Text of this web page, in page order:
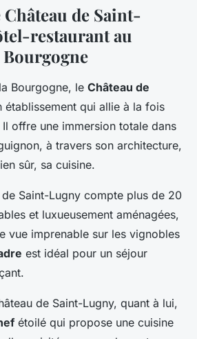
de Saint-
restaurant au
Bourgogne, le Château de
établissement qui allie à la fois
offre une immersion totale dans
à travers son architecture,
sûr, sa cuisine.
de Saint-Lugny compte plus de 20
et luxueusement aménagées,
vue imprenable sur les vignobles
est idéal pour un séjour
de Saint-Lugny, quant à lui,
étoilé qui propose une cuisine